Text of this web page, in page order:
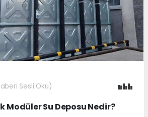
Sesli Oku)
Modüler Su Deposu Nedir?